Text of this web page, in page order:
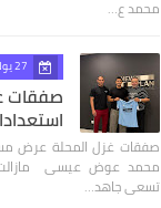
محمد ع…
27 يوليو 2026
صفقات
صفقات غزل المحلة عرض
محمد عوض عيسى مازالت
تسعى جاهد…